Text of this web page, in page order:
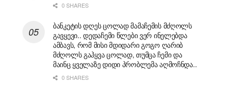
0 SHARES
ბანკეტის დღეს ცოლად მამაჩემის მძღოლს
გავყევი.. დედაჩემი წლები ვერ ინელებდა
ამბავს, რომ მისი მდიდარი გოგო ღარიბ
მძღოლს გაჰყვა ცოლად, თუმცა ჩემი და
მაინც ყველაზე დიდი პრობლემა აღმოჩნდა..
0 SHARES